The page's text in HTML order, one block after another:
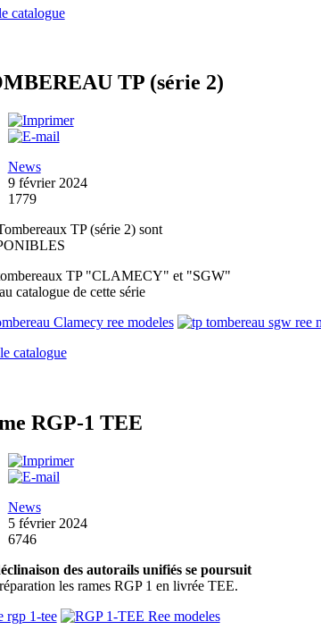
catalogue
TP (série 2)
News
9 février 2024
1779
TP (série 2) sont
TP "CLAMECY" et "SGW"
catalogue de cette série
catalogue
RGP-1 TEE
News
5 février 2024
6746
des autorails unifiés se poursuit
les rames RGP 1 en livrée TEE.